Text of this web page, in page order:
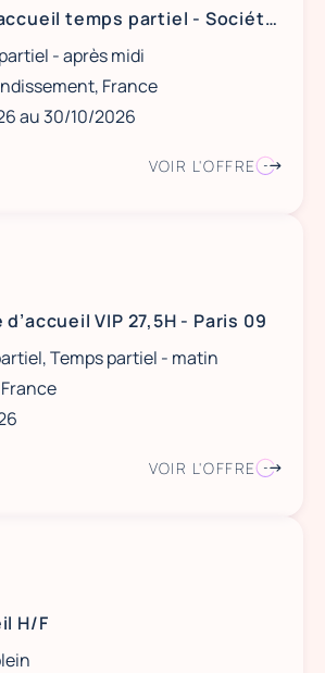
Hôte(sse) d'accueil temps partiel - Société de conseil (CDD) (H/F)
- après midi
France
au 30/10/2026
VOIR L'OFFRE
VIP 27,5H - Paris 09
Temps partiel - matin
VOIR L'OFFRE
H/F